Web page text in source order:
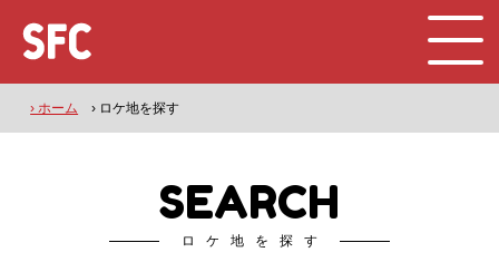
› ホーム › ロケ地を探す
SEARCH
ロケ地を探す